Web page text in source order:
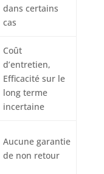
dans certains
cas
Coût
d’entretien,
Efficacité sur le
long terme
incertaine
Aucune garantie
de non retour